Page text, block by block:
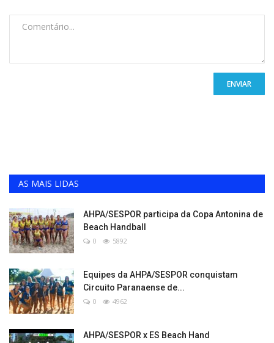
ENVIAR
AS MAIS LIDAS
AHPA/SESPOR participa da Copa Antonina de
Beach Handball
0 5892
Equipes da AHPA/SESPOR conquistam
Circuito Paranaense de...
0 4962
AHPA/SESPOR x ES Beach Hand